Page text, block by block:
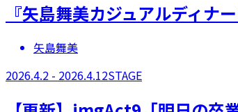
『矢島舞美カジュアルディ
矢島舞美
2026.4.2 - 2026.4.12STAGE